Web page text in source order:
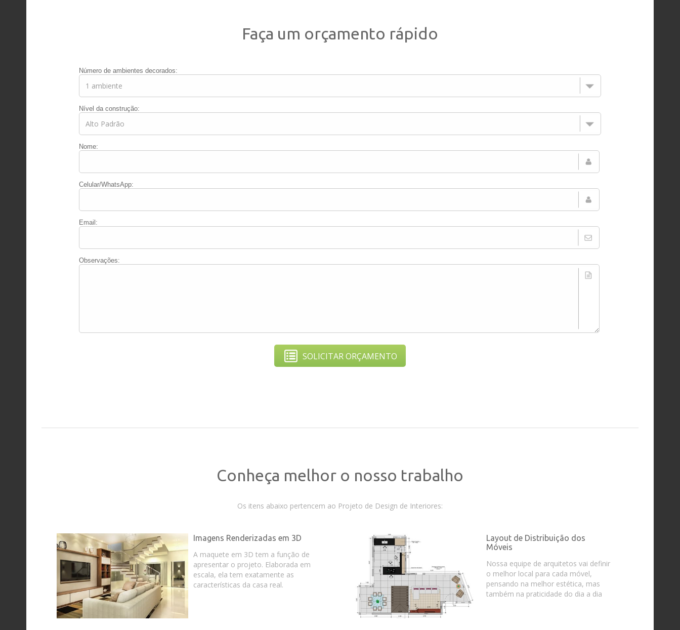
Faça um orçamento rápido
Número de ambientes decorados:
Nível da construção:
Nome:
Celular/WhatsApp:
Email:
Observações:
SOLICITAR ORÇAMENTO
Conheça melhor o nosso trabalho
Os itens abaixo pertencem ao Projeto de Design de Interiores:
Imagens Renderizadas em 3D
A maquete em 3D tem a função de
apresentar o projeto. Elaborada em
escala, ela tem exatamente as
características da casa real.
Layout de Distribuição dos
Móveis
Nossa equipe de arquitetos vai definir
o melhor local para cada móvel,
pensando na melhor estética, mas
também na praticidade do dia a dia